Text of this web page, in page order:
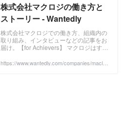
株式会社マクロジの働き方と
ストーリー - Wantedly
株式会社マクロジでの働き方、組織内の
取り組み、インタビューなどの記事をお
届け。【for Achievers】 マクロジはすべ
Achieversとは、これから"なにかを成し
https://www.wantedly.com/companies/maclog